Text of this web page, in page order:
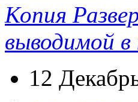
Копия
выводимой в
12